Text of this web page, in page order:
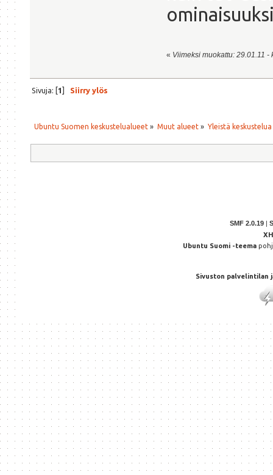
« Viimeksi muokattu: 29.01.11
Sivuja: [1] Siirry ylös
Ubuntu Suomen keskustelualueet » Muut alueet» Yleistä keskustelua
SMF 2.0.19 |
Ubuntu Suomi -teema
Sivuston palvelintilan